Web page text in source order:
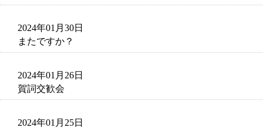
2024年01月30日
またですか？
2024年01月26日
賀詞交歓会
2024年01月25日